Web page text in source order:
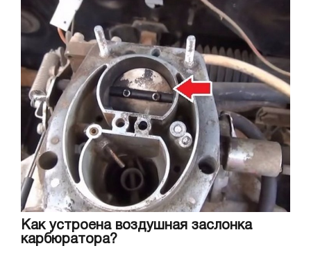
Как устроена воздушная заслонка
карбюратора?